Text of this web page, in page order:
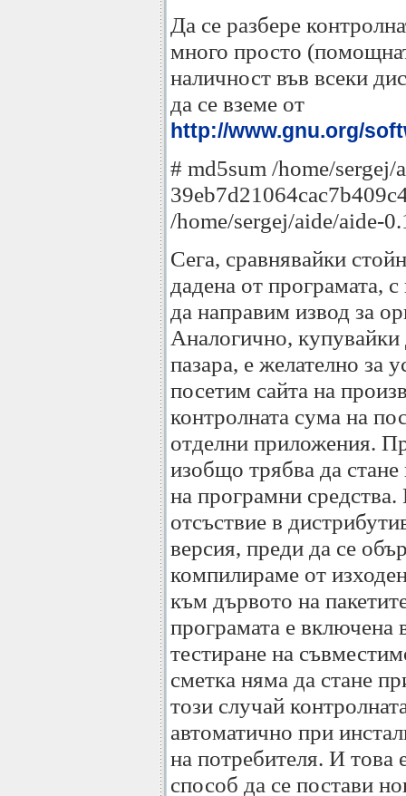
Да се разбере
много просто
наличност във всеки
да се вземе от
http://www.gnu.org/
# md5sum /home/sergej/
/home/sergej/aide/aide-
Сега, сравнявайки
дадена от програмата,
да направим извод за
Аналогично,
пазара, е желателно за
посетим сайта на
контролната сума на
отделни приложения.
изобщо трябва да
на програмни
отсъствие в
версия, преди да се
компилираме от
към дървото на
програмата е включена
тестиране на
сметка няма да стане
този случай
автоматично при
на потребителя. И това
способ да се постави